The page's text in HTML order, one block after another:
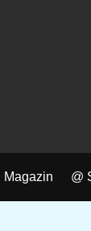
Magazin @